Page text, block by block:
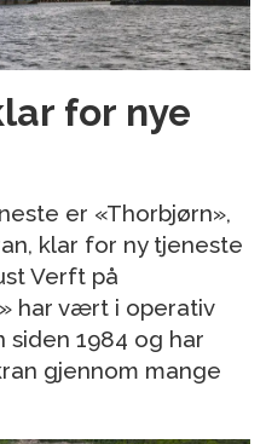
for nye
er «Thorbjørn»,
klar for ny tjeneste
Verft på
har vært i operativ
siden 1984 og har
gjennom mange